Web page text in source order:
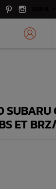
ET